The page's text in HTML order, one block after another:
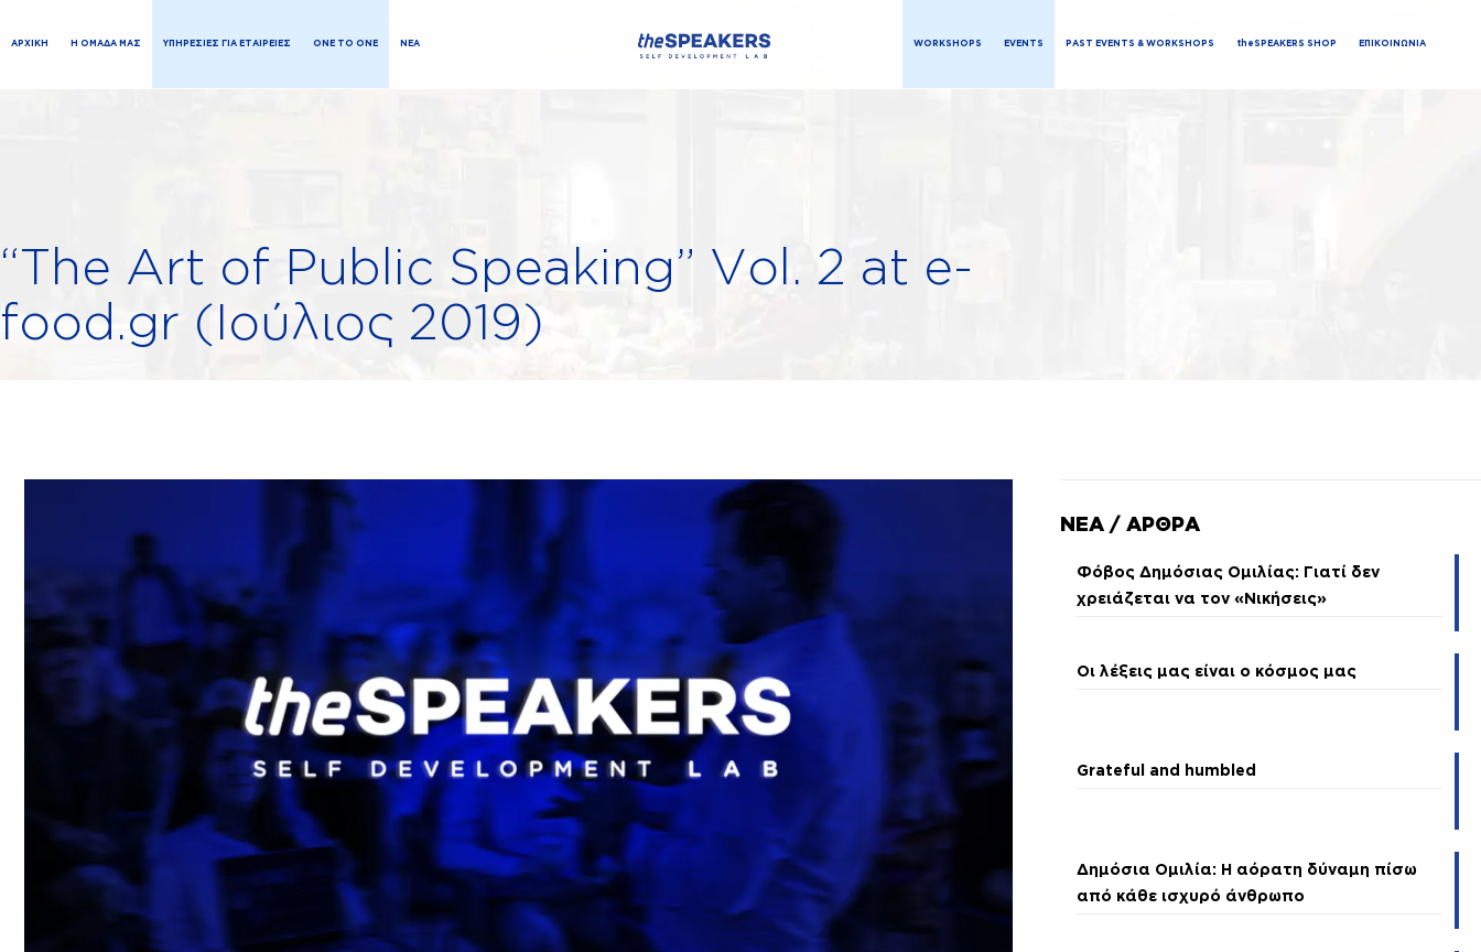
ΑΡΧΙΚΗ Η ΟΜΑΔΑ ΜΑΣ ΥΠΗΡΕΣΙΕΣ ΓΙΑ ΕΤΑΙΡΕΙΕΣ ONE TO ONE ΝΕΑ WORKSHOPS EVENTS PAST EVENTS & WORKSHOPS theSPEAKERS SHOP ΕΠΙΚΟΙΝΩΝΙΑ
“The Art of Public Speaking” Vol. 2 at e-
food.gr (Ιούλιος 2019)
ΝΕΑ / ΑΡΘΡΑ
Φόβος Δημόσιας Ομιλίας: Γιατί δεν
χρειάζεται να τον «Νικήσεις»
Οι λέξεις μας είναι ο κόσμος μας
Grateful and humbled
Δημόσια Ομιλία: Η αόρατη δύναμη πίσω
από κάθε ισχυρό άνθρωπο